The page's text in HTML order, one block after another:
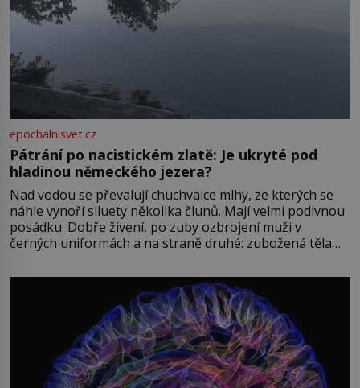
epochalnisvet.cz
Pátrání po nacistickém zlatě: Je ukryté pod
hladinou německého jezera?
Nad vodou se převalují chuchvalce mlhy, ze kterých se
náhle vynoří siluety několika člunů. Mají velmi podivnou
posádku. Dobře živení, po zuby ozbrojení muži v
černých uniformách a na straně druhé: zubožená těla
přízračná scéna znamená? Je jaro roku 1945, druhá
světová válka se chýlí ke konci. Jezero Stolpsee